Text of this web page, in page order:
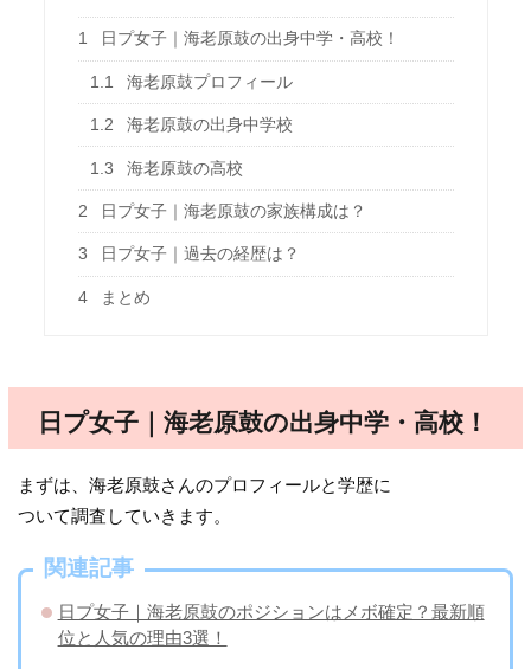
1 日プ女子｜海老原鼓の出身中学・高校！
1.1 海老原鼓プロフィール
1.2 海老原鼓の出身中学校
1.3 海老原鼓の高校
2 日プ女子｜海老原鼓の家族構成は？
3 日プ女子｜過去の経歴は？
4 まとめ
日プ女子｜海老原鼓の出身中学・高校！
まずは、海老原鼓さんのプロフィールと学歴に
ついて調査していきます。
関連記事
日プ女子｜海老原鼓のポジションはメボ確定？最新順
位と人気の理由3選！